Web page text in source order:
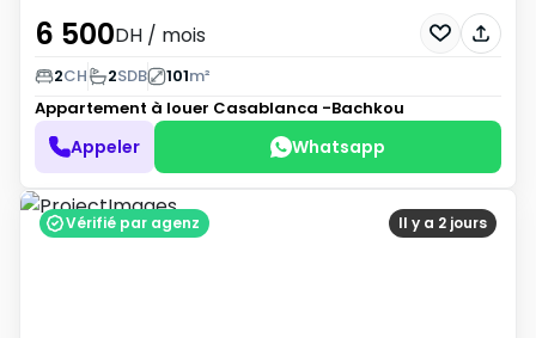
6 500DH / mois
2CH 2SDB 101m²
Appartement à louer Casablanca -Bachkou
Appeler Whatsapp
Il y a 2 jours
Vérifié par agenz